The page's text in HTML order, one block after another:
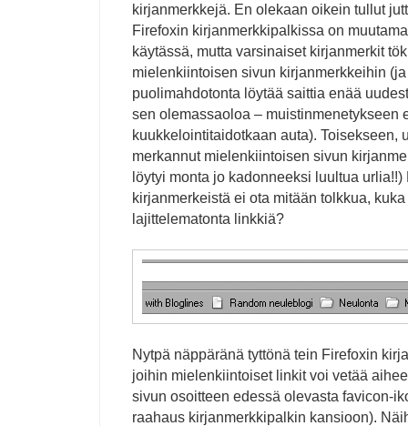
kirjanmerkkejä. En olekaan oikein tullut
Firefoxin kirjanmerkkipalkissa on
käytässä, mutta varsinaiset kirjanmerkit
mielenkiintoisen sivun kirjanmerkkeihin
puolimahdotonta löytää saittia enää
sen olemassaoloa – muistinmenetykseen
kuukkelointitaidotkaan auta). Toisekseen,
merkannut mielenkiintoisen sivun
löytyi monta jo kadonneeksi luultua
kirjanmerkeistä ei ota mitään tolkkua,
lajittelematonta linkkiä?
Nytpä näppäränä tyttönä tein Firefoxin
joihin mielenkiintoiset linkit voi vetää
sivun osoitteen edessä olevasta favicon-
raahaus kirjanmerkkipalkin kansioon).